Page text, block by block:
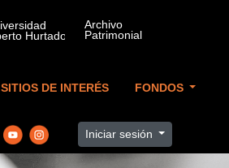
SITIOS DE INTERÉS FONDOS
Iniciar sesión